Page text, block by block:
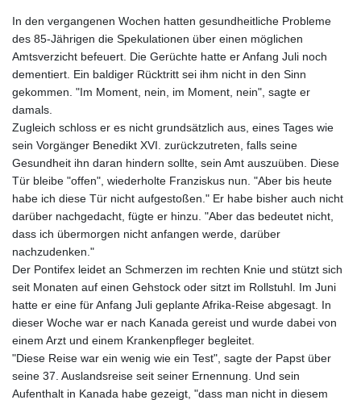
In den vergangenen Wochen hatten gesundheitliche Probleme
des 85-Jährigen die Spekulationen über einen möglichen
Amtsverzicht befeuert. Die Gerüchte hatte er Anfang Juli noch
dementiert. Ein baldiger Rücktritt sei ihm nicht in den Sinn
gekommen. "Im Moment, nein, im Moment, nein", sagte er
damals.
Zugleich schloss er es nicht grundsätzlich aus, eines Tages wie
sein Vorgänger Benedikt XVI. zurückzutreten, falls seine
Gesundheit ihn daran hindern sollte, sein Amt auszuüben. Diese
Tür bleibe "offen", wiederholte Franziskus nun. "Aber bis heute
habe ich diese Tür nicht aufgestoßen." Er habe bisher auch nicht
darüber nachgedacht, fügte er hinzu. "Aber das bedeutet nicht,
dass ich übermorgen nicht anfangen werde, darüber
nachzudenken."
Der Pontifex leidet an Schmerzen im rechten Knie und stützt sich
seit Monaten auf einen Gehstock oder sitzt im Rollstuhl. Im Juni
hatte er eine für Anfang Juli geplante Afrika-Reise abgesagt. In
dieser Woche war er nach Kanada gereist und wurde dabei von
einem Arzt und einem Krankenpfleger begleitet.
"Diese Reise war ein wenig wie ein Test", sagte der Papst über
seine 37. Auslandsreise seit seiner Ernennung. Und sein
Aufenthalt in Kanada habe gezeigt, "dass man nicht in diesem